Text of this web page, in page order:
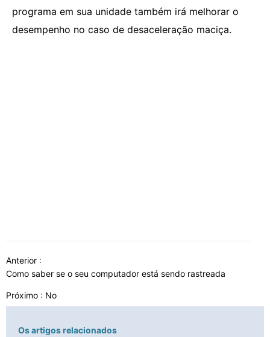
programa em sua unidade também irá melhorar o
desempenho no caso de desaceleração maciça.
Anterior :
Como saber se o seu computador está sendo rastreada
Próximo : No
Os artigos relacionados